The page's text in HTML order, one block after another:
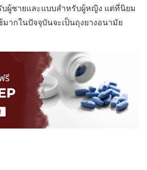
บผู้ชายและแบบสำหรับผู้หญิง แต่ที่นิยม
ากในปัจจุบันจะเป็นถุงยางอนามัย